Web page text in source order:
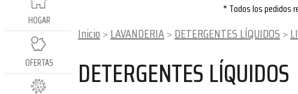
HOGAR
OFERTAS
* Todos los pedidos
Inicio LAVANDERIA DETERGENTES LÍQUIDOS
DETERGENTES LÍQUIDOS